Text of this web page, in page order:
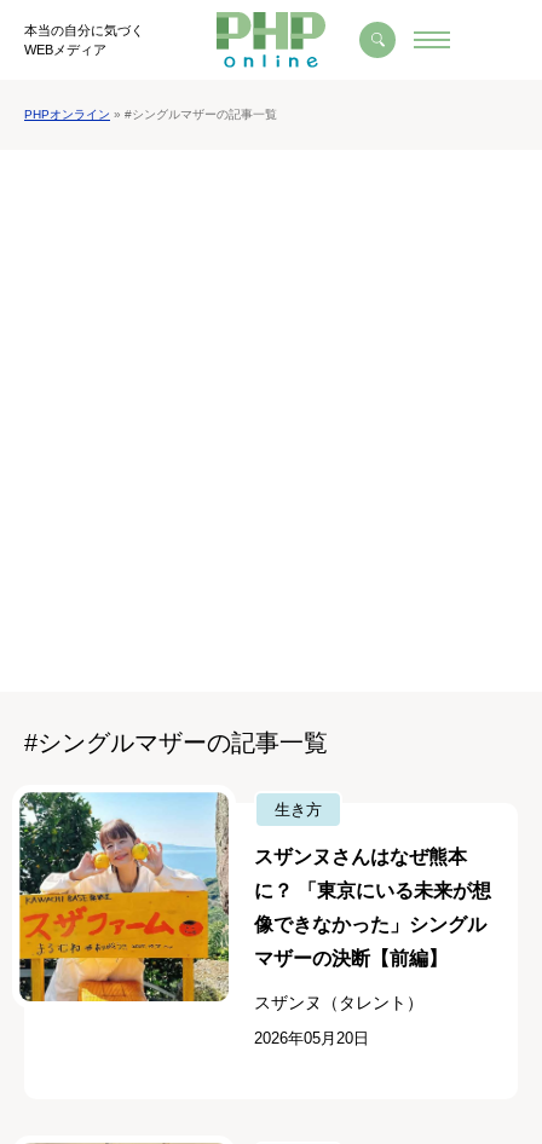
本当の自分に気づく
WEBメディア
PHPオンライン » #シングルマザーの記事一覧
#シングルマザーの記事一覧
生き方
スザンヌさんはなぜ熊本
に？ 「東京にいる未来が想
像できなかった」シングル
マザーの決断【前編】
スザンヌ（タレント）
2026年05月20日